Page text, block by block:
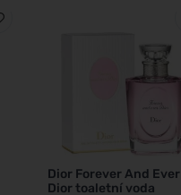
Dior Forever And Ever
Dior toaletní voda